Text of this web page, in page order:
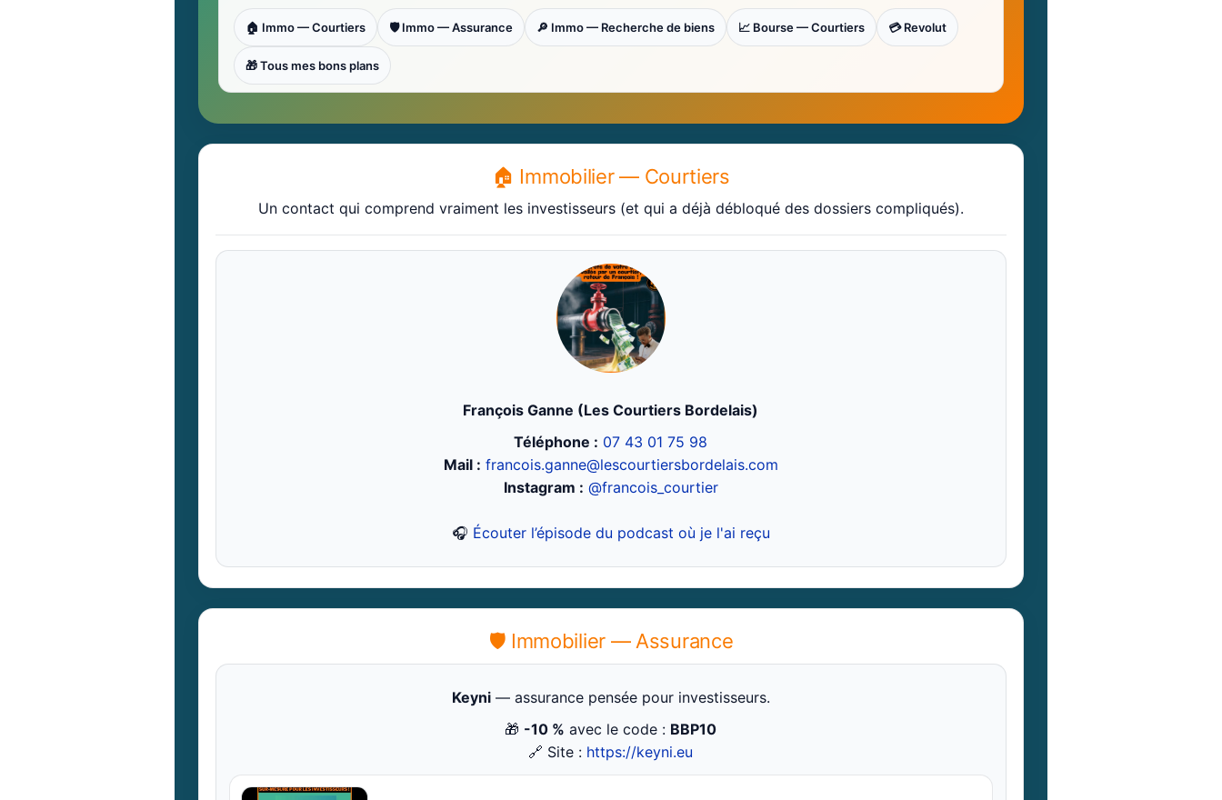
🏠 Immo — Courtiers 🛡 Immo — Assurance 🔎 Immo — Recherche de biens 📈 Bourse — Courtiers 💳 Revolut
🎁 Tous mes bons plans
🏠 Immobilier — Courtiers
Un contact qui comprend vraiment les investisseurs (et qui a déjà débloqué des dossiers compliqués).
François Ganne (Les Courtiers Bordelais)
Téléphone : 07 43 01 75 98
Mail : francois.ganne@lescourtiersbordelais.com
Instagram : @francois_courtier
🎧 Écouter l’épisode du podcast où je l'ai reçu
🛡 Immobilier — Assurance
Keyni— assurance pensée pour investisseurs.
🎁 -10 % avec le code : BBP10
🔗 Site : https://keyni.eu